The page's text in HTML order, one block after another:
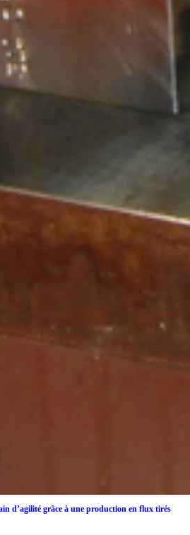
d’agilité grâce à une production en flux tirés